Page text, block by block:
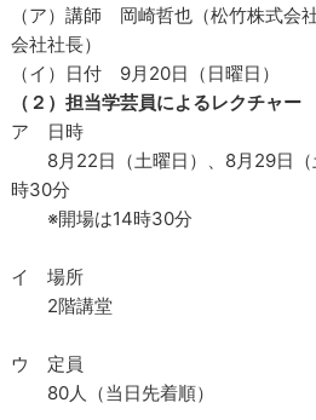
（ア）講師 岡崎哲也（松竹株式会
会社社長）
（イ）日付 9月20日（日曜日）
（２）担当学芸員によるレクチャー
ア 日時
8月22日（土曜日）、8月29日（
時30分
※開場は14時30分
イ 場所
2階講堂
ウ 定員
80人（当日先着順）